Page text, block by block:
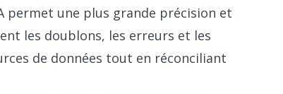
permet une plus grande précision et
les doublons, les erreurs et les
de données tout en réconciliant